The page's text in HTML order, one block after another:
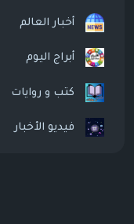
أخبار العالم
أبراج اليوم
كتب و روايات
فيديو الأخبار